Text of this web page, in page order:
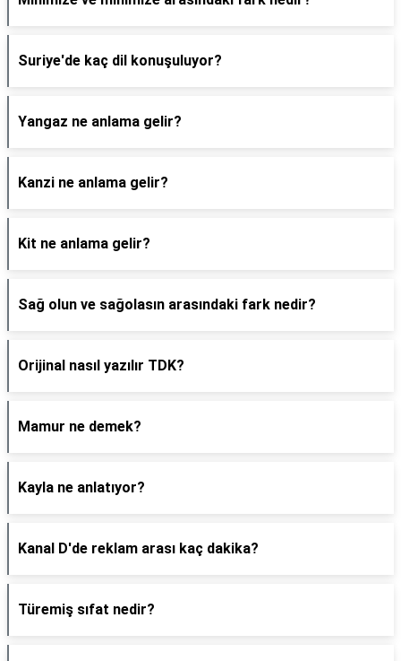
Suriye'de kaç dil konuşuluyor?
Yangaz ne anlama gelir?
Kanzi ne anlama gelir?
Kit ne anlama gelir?
Sağ olun ve sağolasın arasındaki fark nedir?
Orijinal nasıl yazılır TDK?
Mamur ne demek?
Kayla ne anlatıyor?
Kanal D'de reklam arası kaç dakika?
Türemiş sıfat nedir?